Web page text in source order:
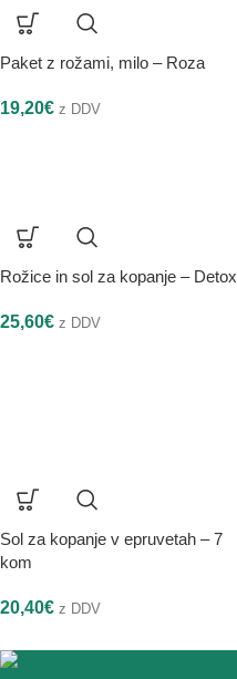
Paket z rožami, milo – Roza
19,20€ z DDV
Rožice in sol za kopanje – Detox
25,60€ z DDV
Sol za kopanje v epruvetah – 7
kom
20,40€ z DDV